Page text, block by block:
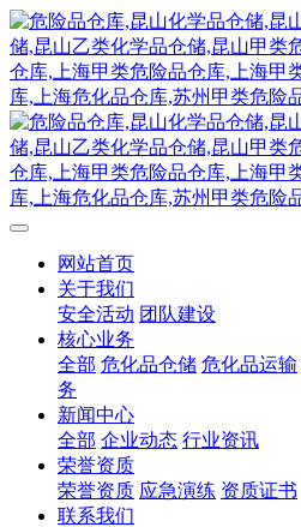
网站首页
关于我们
安全活动 团队建设
核心业务
全部 危化品仓储 危化品运输
务
新闻中心
全部 企业动态 行业资讯
荣誉资质
荣誉资质 应急演练 资质证书
联系我们